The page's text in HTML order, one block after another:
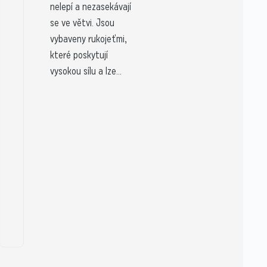
nelepí a nezasekávají
se ve větvi. Jsou
vybaveny rukojeťmi,
které poskytují
vysokou sílu a lze...